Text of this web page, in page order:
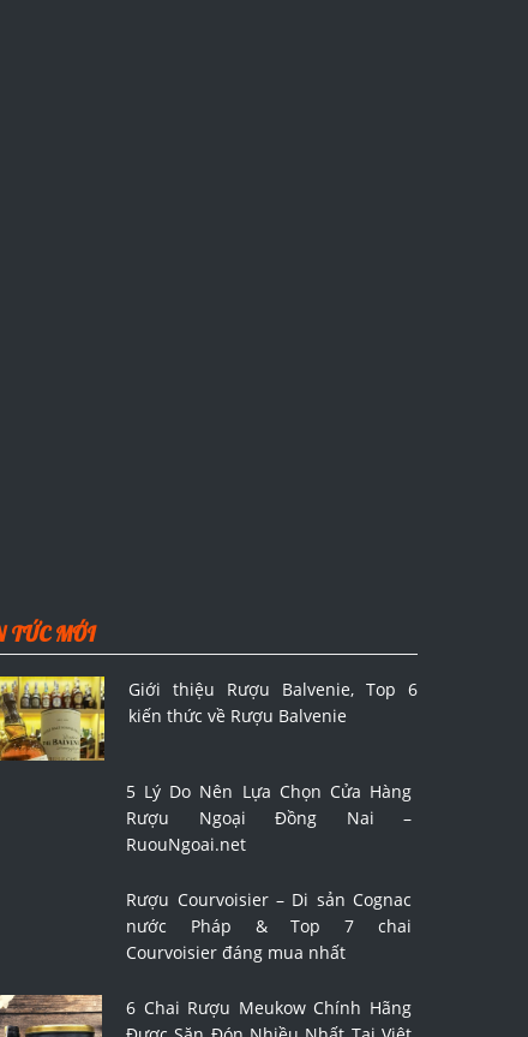
TỨC MỚI
Giới thiệu Rượu Balvenie, Top 6
kiến thức về Rượu Balvenie
5 Lý Do Nên Lựa Chọn Cửa Hàng
Rượu Ngoại Đồng Nai –
RuouNgoai.net
Rượu Courvoisier – Di sản Cognac
nước Pháp & Top 7 chai
Courvoisier đáng mua nhất
6 Chai Rượu Meukow Chính Hãng